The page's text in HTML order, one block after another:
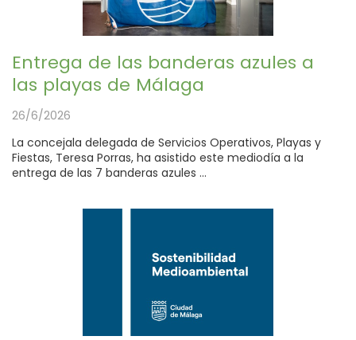
Entrega de las banderas azules a
las playas de Málaga
26/6/2026
La concejala delegada de Servicios Operativos, Playas y
Fiestas, Teresa Porras, ha asistido este mediodía a la
entrega de las 7 banderas azules ...